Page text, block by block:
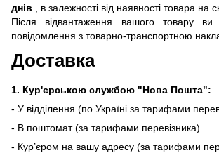
днів , в залежності від наявності товара на
Після відвантаження вашого товару
повідомлення з товарно-транспортною
Доставка
1. Кур'єрською службою "Нова Пошта":
- У відділення (по Україні за тарифами
- В поштомат (за тарифами перевізника)
- Кур’єром на вашу адресу (за тарифами